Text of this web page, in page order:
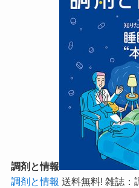
調剤と情報
調剤と情報 送料無料! 雑誌：